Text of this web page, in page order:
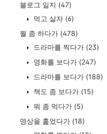
블로그 일지 (47)
먹고 살자 (6)
뭘 좀 하다가 (478)
드라마를 찍다가 (23)
영화를 보다가 (247)
드라마를 보다가 (188)
책도 좀 보다가 (15)
뭐 좀 먹다가 (5)
영상을 훑었다가 (18)